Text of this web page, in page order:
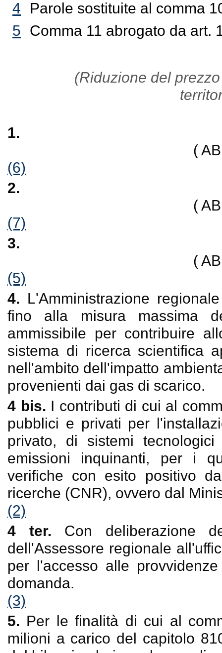
4
Parole sostituite al comma
5 Comma 11 abrogato da art.
(Riduzione del
1.
(
(6)
2.
(
(7)
3.
(
(5)
4. L'Amministrazione
fino alla misura massima
ammissibile per contribuire
sistema di ricerca scientifica
nell'ambito dell'impatto
provenienti dai gas di scarico.
4 bis. I contributi di cui al
pubblici e privati per
privato, di sistemi
emissioni inquinanti, per i
verifiche con esito positivo
ricerche (CNR), ovvero dal
(2)
4 ter. Con deliberazione
dell'Assessore regionale
per l'accesso alle
domanda.
(3)
5. Per le finalità di cui al
milioni a carico del capitolo